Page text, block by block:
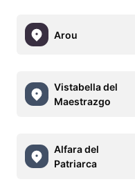
Arou
Vistabella del
Maestrazgo
Alfara del
Patriarca